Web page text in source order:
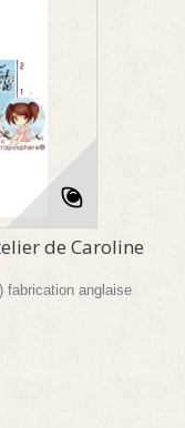
de Caroline
fabrication anglaise